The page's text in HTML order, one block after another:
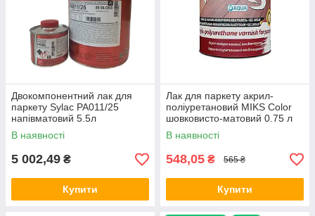
Двокомпонентний лак для
паркету Sylac РА011/25
напівматовий 5.5л
В наявності
5 002,49 ₴
Купити
Лак для паркету акрил-
поліуретановий MIKS Color
шовковисто-матовий 0.75 л
В наявності
548,05 ₴ 565 ₴
Купити